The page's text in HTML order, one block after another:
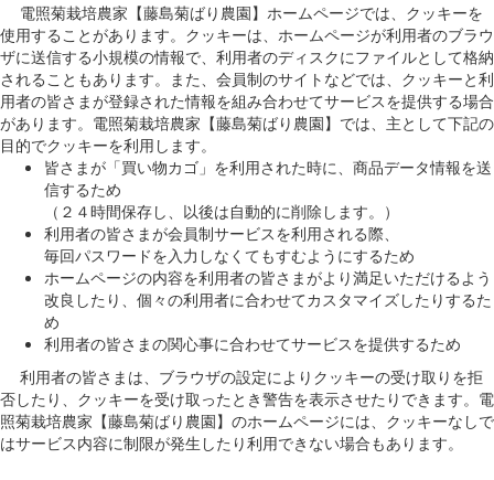
電照菊栽培農家【藤島菊ばり農園】ホームページでは、クッキーを
使用することがあります。クッキーは、ホームページが利用者のブラウ
ザに送信する小規模の情報で、利用者のディスクにファイルとして格納
されることもあります。また、会員制のサイトなどでは、クッキーと利
用者の皆さまが登録された情報を組み合わせてサービスを提供する場合
があります。電照菊栽培農家【藤島菊ばり農園】では、主として下記の
目的でクッキーを利用します。
皆さまが「買い物カゴ」を利用された時に、商品データ情報を送
信するため
（２４時間保存し、以後は自動的に削除します。）
利用者の皆さまが会員制サービスを利用される際、
毎回パスワードを入力しなくてもすむようにするため
ホームページの内容を利用者の皆さまがより満足いただけるよう
改良したり、個々の利用者に合わせてカスタマイズしたりするた
め
利用者の皆さまの関心事に合わせてサービスを提供するため
利用者の皆さまは、ブラウザの設定によりクッキーの受け取りを拒
否したり、クッキーを受け取ったとき警告を表示させたりできます。電
照菊栽培農家【藤島菊ばり農園】のホームページには、クッキーなしで
はサービス内容に制限が発生したり利用できない場合もあります。